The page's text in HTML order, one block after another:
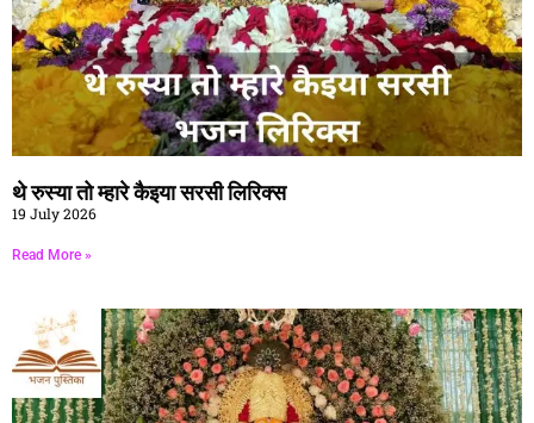
थे रुस्या तो म्हारे कैइया सरसी लिरिक्स
19 July 2026
Read More »